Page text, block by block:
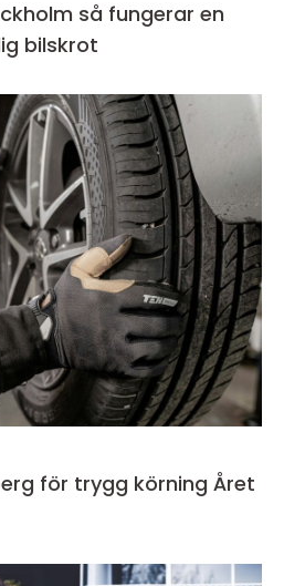
en
bilskrot
för trygg körning Året